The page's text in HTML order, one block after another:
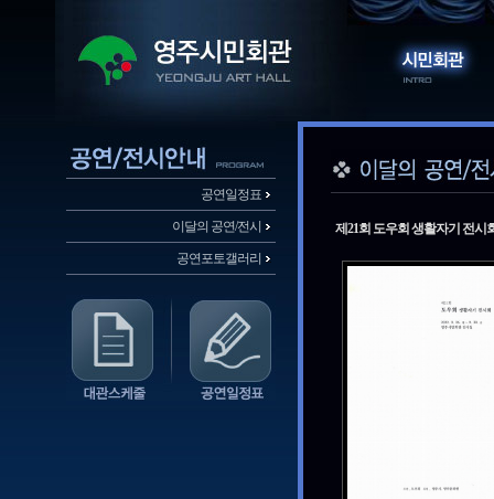
공연일정표
이달의 공연/전시
공연포토갤러리
제21회 도우회 생활자기 전시